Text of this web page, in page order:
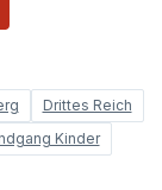
Drittes Reich
Kinder